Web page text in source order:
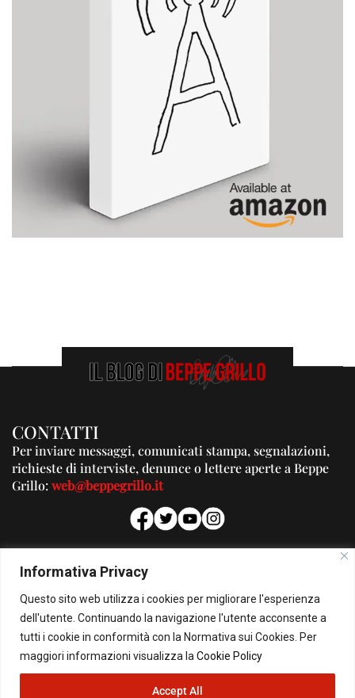
Informativa Privacy
Questo sito web utilizza i cookies per migliorare l'esperienza
dell'utente. Continuando la navigazione l'utente acconsente a
tutti i cookie in conformità con la Normativa sui Cookies. Per
maggiori informazioni visualizza la Cookie Policy
Accept All
CONTATTI
Per inviare messaggi, comunicati stampa, segnalazioni,
richieste di interviste, denunce o lettere aperte a Beppe
Grillo:web@beppegrillo.it
PUBBLICITA'
Per la tua pubblicità su questo Blog:
pubblicita@beppegrillo.it
© Copyright 2026 - Il Blog di Beppe Grillo. All Rights Reserved - Powered by